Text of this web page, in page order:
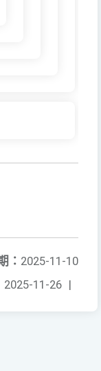
： 2025-11-10
2025-11-26 |